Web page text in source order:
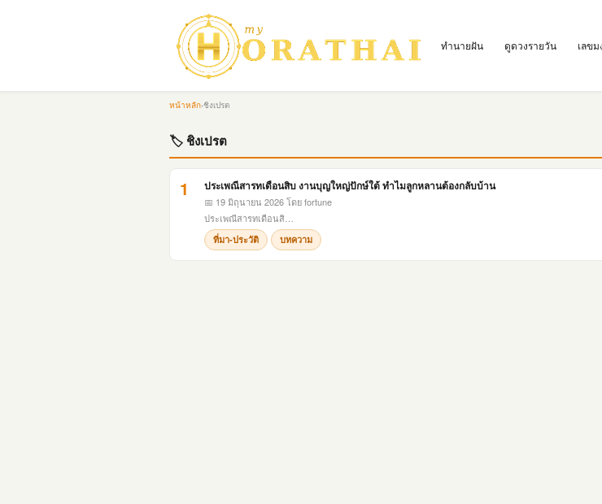
ทำนายฝัน ดูดวงรายวัน เลข
หน้าหลัก›ชิงเปรต
🏷 ชิงเปรต
1 ประเพณีสารทเดือนสิบ งานบุญใหญ่ปักษ์ใต้ ทำไมลูกหลานต้องกลับบ้าน
📅 19 มิถุนายน 2026โดย fortune
ประเพณีสารทเดือนสิ…
ที่มา-ประวัติ บทความ